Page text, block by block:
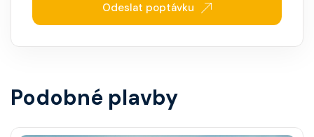
Odeslat poptávku
Podobné plavby